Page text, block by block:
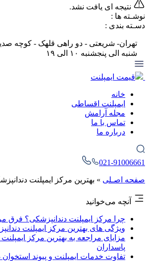
نتیجه ای یافت نشد.
نوشـته ها :
دسـته بندی :
تهران- شریعتی - دو راهی قلهک - کوچه صدیق
شنبه الی پنجشنبه ۱۰ الی ۱۹
قیمت ایمپلنت
خانه
ایمپلنت اقساطی
مجله آرامش
تماس با ما
درباره ما
021-91006661
صفحه اصـلی » بهترین مرکز ایمپلنت
آنچه می‌خوانید
چرا مرکز ایمپلنت دندانپزشکی؟ فرق
ویژگی های بهترین مرکز ایمپلنت
مزایای مراجعه به بهترین مرکز ایمپلنت
پاسداران
تفاوت خدمات ایمپلنت و پیوند استخوان